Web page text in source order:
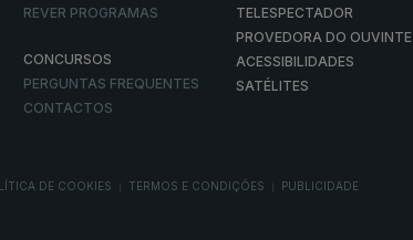
REVER PROGRAMAS
CONCURSOS
PERGUNTAS FREQUENTES
CONTACTOS
TELESPECTADOR
PROVEDORA DO OUVINTE
ACESSIBILIDADES
SATÉLITES
DE COOKIES TERMOS E CONDIÇÕES PUBLICIDADE